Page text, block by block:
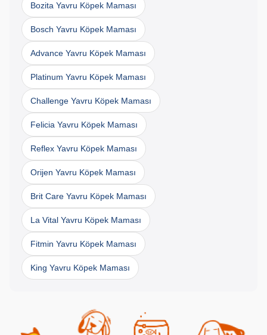
Bozita Yavru Köpek Maması
Bosch Yavru Köpek Maması
Advance Yavru Köpek Maması
Platinum Yavru Köpek Maması
Challenge Yavru Köpek Maması
Felicia Yavru Köpek Maması
Reflex Yavru Köpek Maması
Orijen Yavru Köpek Maması
Brit Care Yavru Köpek Maması
La Vital Yavru Köpek Maması
Fitmin Yavru Köpek Maması
King Yavru Köpek Maması